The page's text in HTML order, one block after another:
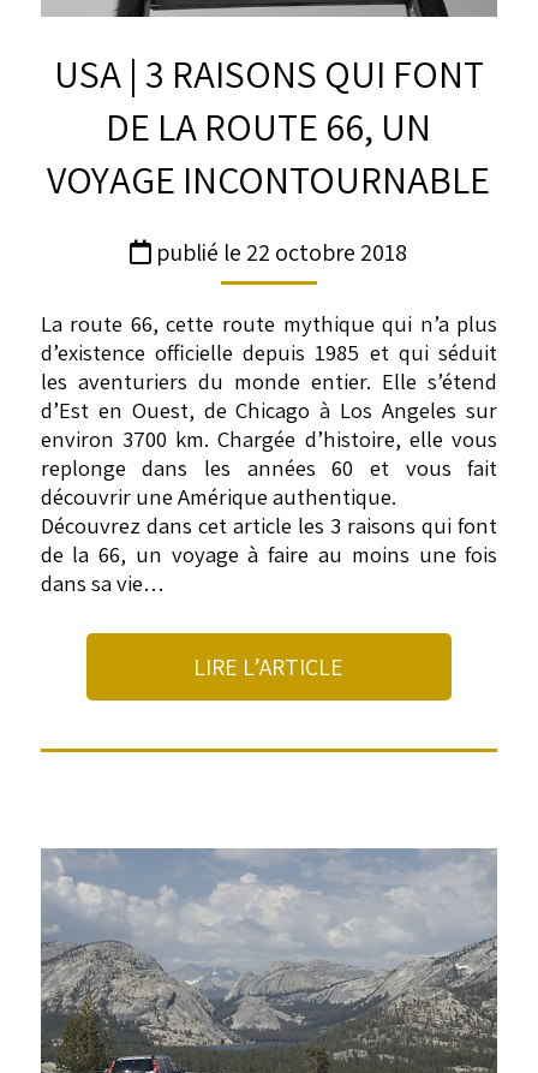
USA | 3 RAISONS QUI FONT
DE LA ROUTE 66, UN
VOYAGE INCONTOURNABLE
publié le 22 octobre 2018
La route 66, cette route mythique qui n’a plus
d’existence officielle depuis 1985 et qui séduit
les aventuriers du monde entier. Elle s’étend
d’Est en Ouest, de Chicago à Los Angeles sur
environ 3700 km. Chargée d’histoire, elle vous
replonge dans les années 60 et vous fait
découvrir une Amérique authentique.
Découvrez dans cet article les 3 raisons qui font
de la 66, un voyage à faire au moins une fois
dans sa vie…
LIRE L’ARTICLE